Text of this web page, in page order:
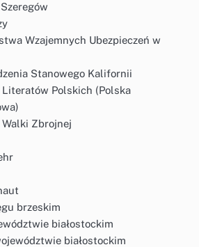
Wzajemnych Ubezpieczeń w
Stanowego Kalifornii
Literatów Polskich (Polska
Walki Zbrojnej
brzeskim
białostockim
białostockim